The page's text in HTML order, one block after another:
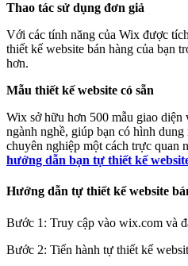
Thao tác sử dụng đơn giả
Với các tính năng của Wix được
thiết kế website bán hàng của bạn
hơn.
Mẫu thiết kế website có sẵn
Wix sở hữu hơn 500 mẫu giao
ngành nghề, giúp bạn có hình
chuyên nghiệp một cách trực quan
hướng dẫn bạn tự thiết kế
Hướng dẫn tự thiết kế website
Bước 1: Truy cập vào wix.com và
Bước 2: Tiến hành tự thiết kế